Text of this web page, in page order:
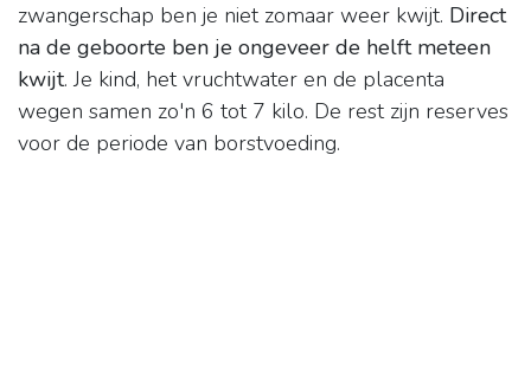
zwangerschap ben je niet zomaar weer kwijt. Direct
na de geboorte ben je ongeveer de helft meteen
kwijt. Je kind, het vruchtwater en de placenta
wegen samen zo'n 6 tot 7 kilo. De rest zijn reserves
voor de periode van borstvoeding.